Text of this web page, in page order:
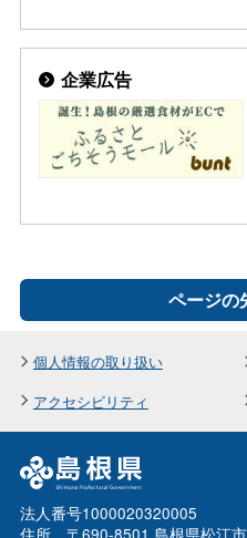
企業広告
ページの
個人情報の取り扱い
アクセシビリティ
法人番号1000020320005